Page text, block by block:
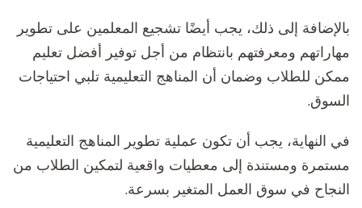
بالإضافة إلى ذلك، يجب أيضًا تشجيع المعلمين على تطوير
مهاراتهم ومعرفتهم بانتظام من أجل توفير أفضل تعليم
ممكن للطلاب وضمان أن المناهج التعليمية تلبي احتياجات
السوق.
في النهاية، يجب أن تكون عملية تطوير المناهج التعليمية
مستمرة ومستندة إلى معطيات واقعية لتمكين الطلاب من
النجاح في سوق العمل المتغير بسرعة.